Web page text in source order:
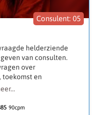
op afstand om
geheel of op dat
bent in dat proces.
05
helderziende
van consulten.
over
toekomst en
90cpm